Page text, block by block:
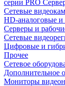
серии PRO
Сетевые
HD-аналоговые и
Серверы и
Сетевые
Цифровые и
Прочее
Сетевое
Дополнительное
Мониторы